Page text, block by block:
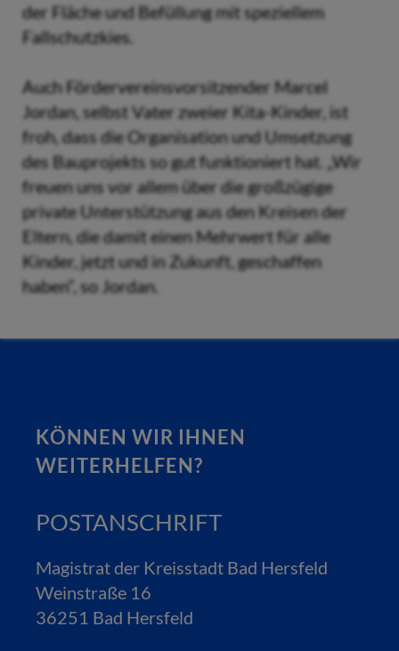
der Fläche und Befüllung mit speziellem
Fallschutzkies.
Auch Fördervereinsvorsitzender Marcel
Jordan, selbst Vater zweier Kita-Kinder, ist
froh, dass die Organisation und Umsetzung
des Bauprojekts so gut funktioniert hat. „Wir
freuen uns vor allem über die großzügige
private Unterstützung aus den Kreisen der
Eltern, die damit einen Mehrwert für alle
Kinder, jetzt und in Zukunft, geschaffen
haben“, so Jordan.
KÖNNEN WIR IHNEN
WEITERHELFEN?
POSTANSCHRIFT
Magistrat der Kreisstadt Bad Hersfeld
Weinstraße 16
36251 Bad Hersfeld